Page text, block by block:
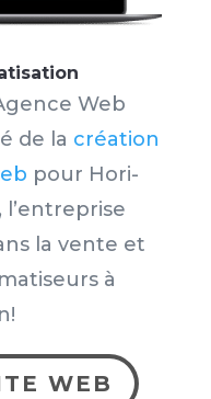
Web
de la création
pour Hori-
, l’entreprise
la vente et
à
WEB